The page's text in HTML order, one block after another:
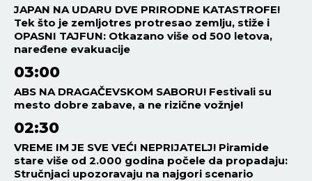
JAPAN NA UDARU DVE PRIRODNE KATASTROFE!
Tek što je zemljotres protresao zemlju, stiže i
OPASNI TAJFUN: Otkazano više od 500 letova,
naređene evakuacije
03:00
ABS NA DRAGAČEVSKOM SABORU! Festivali su
mesto dobre zabave, a ne rizične vožnje!
02:30
VREME IM JE SVE VEĆI NEPRIJATELJ! Piramide
stare više od 2.000 godina počele da propadaju:
Stručnjaci upozoravaju na najgori scenario